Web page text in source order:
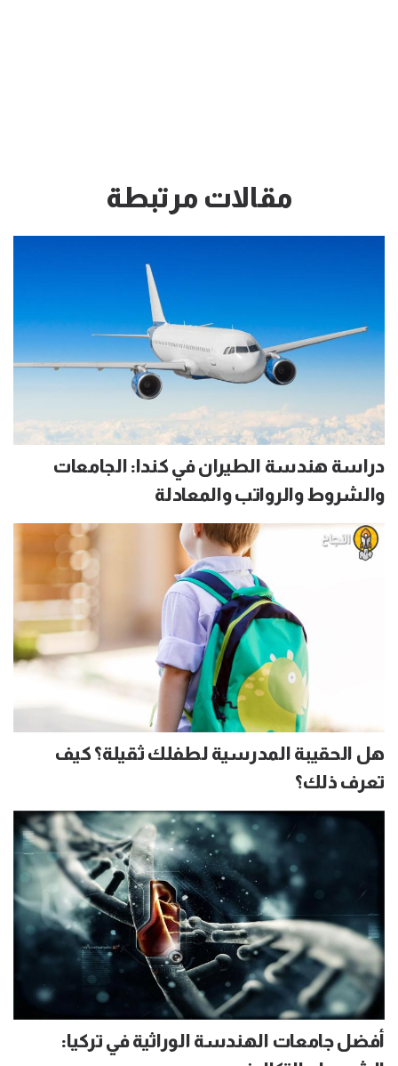
مقالات مرتبطة
دراسة هندسة الطيران في كندا: الجامعات
والشروط والرواتب والمعادلة
هل الحقيبة المدرسية لطفلك ثقيلة؟ كيف
تعرف ذلك؟
أفضل جامعات الهندسة الوراثية في تركيا: